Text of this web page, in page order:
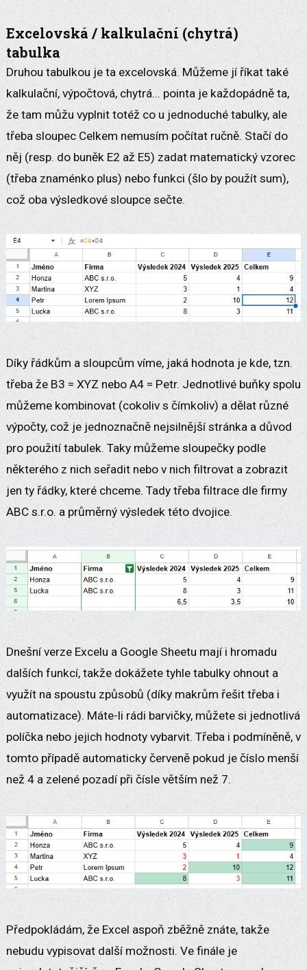
Excelovská / kalkulační (chytrá)
tabulka
Druhou tabulkou je ta excelovská. Můžeme jí říkat také
kalkulační, výpočtová, chytrá... pointa je každopádně ta,
že tam můžu vyplnit totéž co u jednoduché tabulky, ale
třeba sloupec Celkem nemusím počítat ručně. Stačí do
něj (resp. do buněk E2 až E5) zadat matematický vzorec
(třeba znaménko plus) nebo funkci (šlo by použít sum),
což oba výsledkové sloupce sečte.
Díky řádkům a sloupcům víme, jaká hodnota je kde, tzn.
třeba že B3 = XYZ nebo A4 = Petr. Jednotlivé buňky spolu
můžeme kombinovat (cokoliv s čímkoliv) a dělat různé
výpočty, což je jednoznačně nejsilnější stránka a důvod
pro použití tabulek. Taky můžeme sloupečky podle
některého z nich seřadit nebo v nich filtrovat a zobrazit
jen ty řádky, které chceme. Tady třeba filtrace dle firmy
ABC s.r.o. a průměrný výsledek této dvojice.
Dnešní verze Excelu a Google Sheetu mají i hromadu
dalších funkcí, takže dokážete tyhle tabulky ohnout a
využít na spoustu způsobů (díky makrům řešit třeba i
automatizace). Máte-li rádi barvičky, můžete si jednotlivá
políčka nebo jejich hodnoty vybarvit. Třeba i podmíněně, v
tomto případě automaticky červeně pokud je číslo menší
než 4 a zelené pozadí při čísle větším než 7.
Předpokládám, že Excel aspoň zběžně znáte, takže
nebudu vypisovat další možnosti. Ve finále je